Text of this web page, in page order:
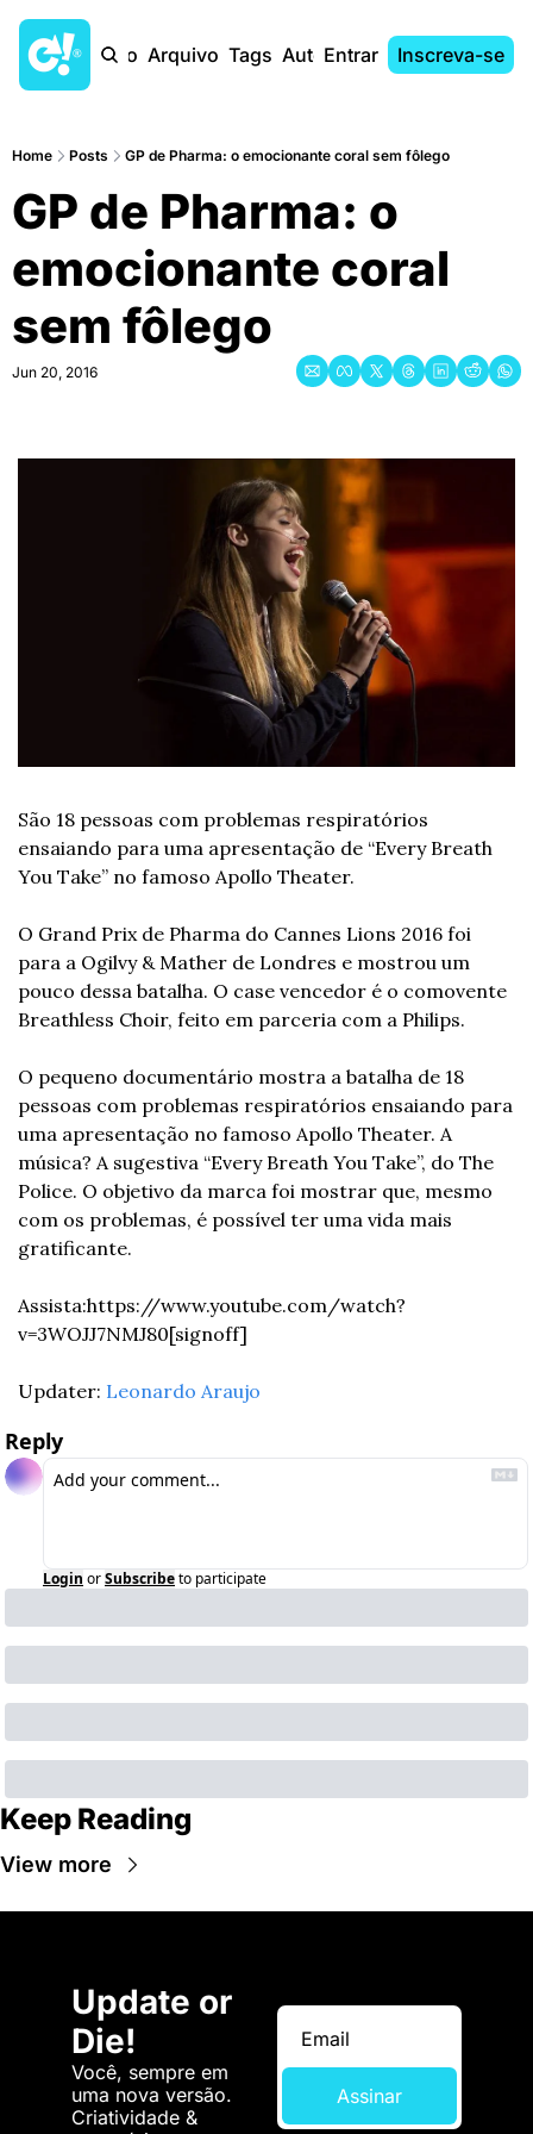
Início Arquivo Tags AutoresEntrar Inscreva-se
Home Posts GP de Pharma: o emocionante coral sem fôlego
GP de Pharma: o
emocionante coral
sem fôlego
Jun 20, 2016
São 18 pessoas com problemas respiratórios
ensaiando para uma apresentação de “Every Breath
You Take” no famoso Apollo Theater.
O Grand Prix de Pharma do Cannes Lions 2016 foi
para a Ogilvy & Mather de Londres e mostrou um
pouco dessa batalha. O case vencedor é o comovente
Breathless Choir, feito em parceria com a Philips.
O pequeno documentário mostra a batalha de 18
pessoas com problemas respiratórios ensaiando para
uma apresentação no famoso Apollo Theater. A
música? A sugestiva “Every Breath You Take”, do The
Police. O objetivo da marca foi mostrar que, mesmo
com os problemas, é possível ter uma vida mais
gratificante.
Assista:https://www.youtube.com/watch?
v=3WOJJ7NMJ80[signoff]
Updater: Leonardo Araujo
Reply
Login orSubscribeto participate
Keep Reading
View more
Update or
Die!
Você, sempre em
uma nova versão.
Criatividade &
Assinar